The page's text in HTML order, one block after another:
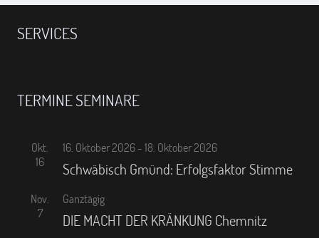
SERVICES
TERMINE SEMINARE
Okt.
16
16. Oktober 2026 - 18. Oktober 2026
Schwäbisch Gmünd: Erfolgsfaktor Stimme
Nov.
7
Ganztägig
DIE MACHT DER KRÄNKUNG Chemnitz